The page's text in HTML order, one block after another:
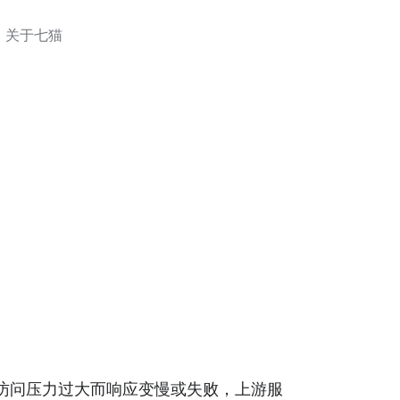
关于七猫
压力过大而响应变慢或失败，上游服